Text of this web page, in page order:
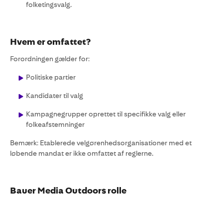
folketingsvalg.
Hvem er omfattet?
Forordningen gælder for:
Politiske partier
Kandidater til valg
Kampagnegrupper oprettet til specifikke valg eller
folkeafstemninger
Bemærk: Etablerede velgørenhedsorganisationer med et
løbende mandat er ikke omfattet af reglerne.
Bauer Media Outdoors rolle